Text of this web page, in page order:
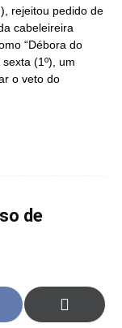
rejeitou pedido de
cabeleireira
“Débora do
(1º), um
o veto do
de
Share
on